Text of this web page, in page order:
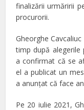
finalizării urmăririi
procurorii.
Gheorghe
timp după alegerile
a confirmat că se
el a publicat un
a anunțat că face
Pe 20 iulie 2021,